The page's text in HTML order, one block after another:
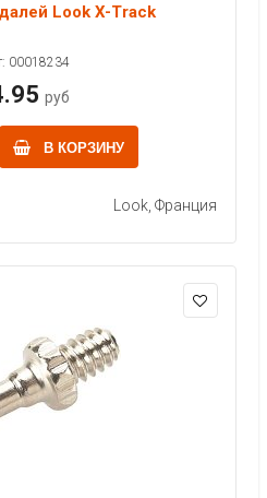
Look X-Track
00018234
руб
В КОРЗИНУ
Look, Франция